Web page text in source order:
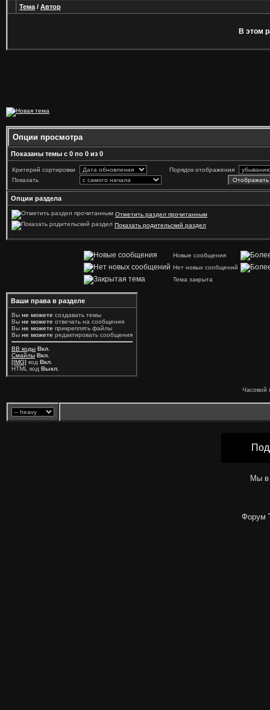
Тема / Автор
В этом
Опции просмотра
Показаны темы с 0 по 0 из 0
Критерий сортировки
Порядок отображения
Показать
Опции раздела
Отметить раздел прочитанным
Показать родительский раздел
Новые сообщения
Нет новых сообщений
Тема закрыта
Ваши права в разделе
Вы не можете создавать темы
Вы не можете отвечать на сообщения
Вы не можете прикреплять файлы
Вы не можете редактировать сообщения
BB коды Вкл.
Смайлы Вкл.
[IMG] код Вкл.
HTML код Выкл.
Часовой
Мы в
Форум